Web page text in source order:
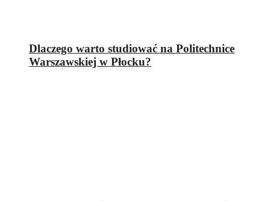
Dlaczego warto studiować na Politechnice
Warszawskiej w Płocku?